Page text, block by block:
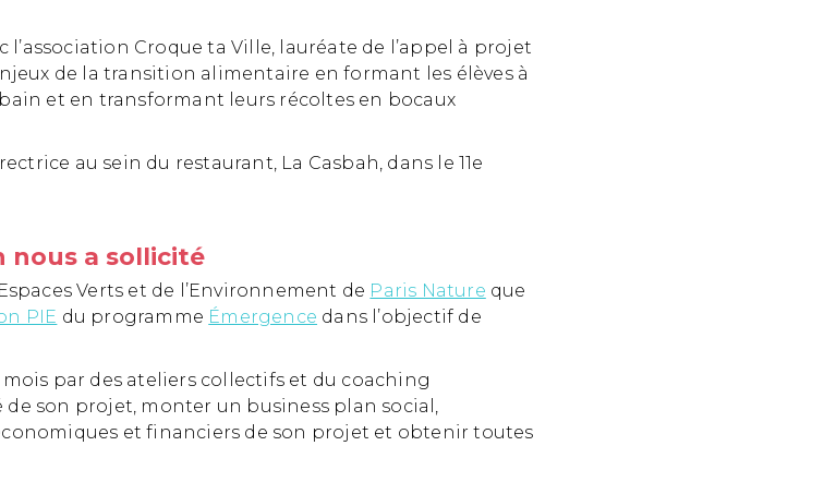
Croque ta Ville, lauréate de l’appel à projet
de la transition alimentaire en formant les élèves à
et en transformant leurs récoltes en bocaux
au sein du restaurant, La Casbah, dans le 11e
nous a sollicité
Verts et de l’Environnement de Paris Nature que
PIE du programme Émergence dans l’objectif de
par des ateliers collectifs et du coaching
son projet, monter un business plan social,
et financiers de son projet et obtenir toutes